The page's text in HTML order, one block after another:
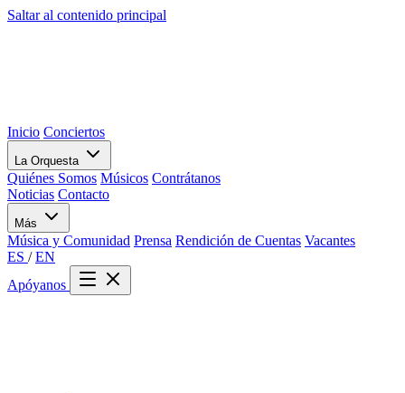
Saltar al contenido principal
Inicio Conciertos
La Orquesta
Quiénes Somos Músicos Contrátanos
Noticias Contacto
Más
Música y Comunidad Prensa Rendición de Cuentas Vacantes
ES / EN
Apóyanos